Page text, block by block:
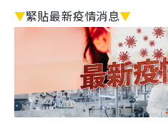
▼緊貼最新疫情消息▼